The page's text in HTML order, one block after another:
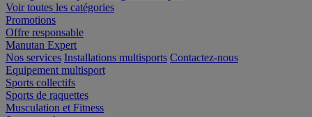
Voir toutes les catégories
Promotions
Offre responsable
Manutan Expert
Nos services Installations multisports Contactez-nous
Equipement multisport
Sports collectifs
Sports de raquettes
Musculation et Fitness